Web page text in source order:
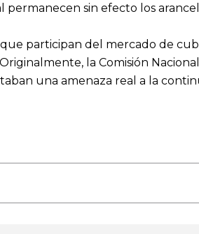
sin efecto los
participan del mercado de
la Comisión
una amenaza real a la